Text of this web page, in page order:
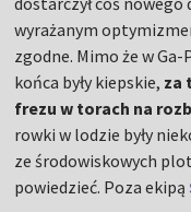
wyrażanym
zgodne. Mimo że w
końca były kiepskie, za
frezu w torach na
rowki w lodzie były
ze środowiskowych
powiedzieć. Poza ekipą